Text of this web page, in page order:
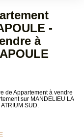
min
Plus de critères
-
à
de Appartement à vendre
sur MANDELIEU LA
SUD.